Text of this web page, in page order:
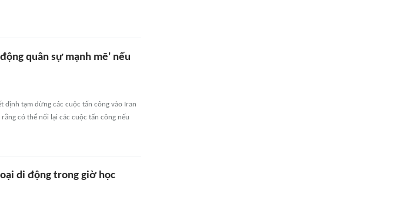
quân sự mạnh mẽ' nếu
định tạm dừng các cuộc tấn công vào Iran
có thể nối lại các cuộc tấn công nếu
di động trong giờ học